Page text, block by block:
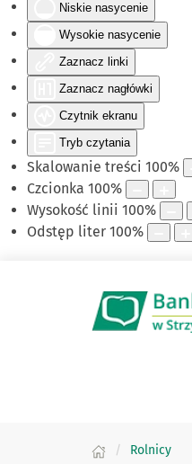
Niskie nasycenie
Wysokie nasycenie
Zaznacz linki
Zaznacz nagłówki
Czytnik ekranu
Tryb czytania
Skalowanie treści 100%
Czcionka 100%
Wysokość linii 100%
Odstęp liter 100%
Rolnicy